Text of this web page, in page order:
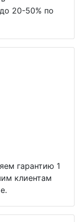
20-50% по
гарантию 1
клиентам